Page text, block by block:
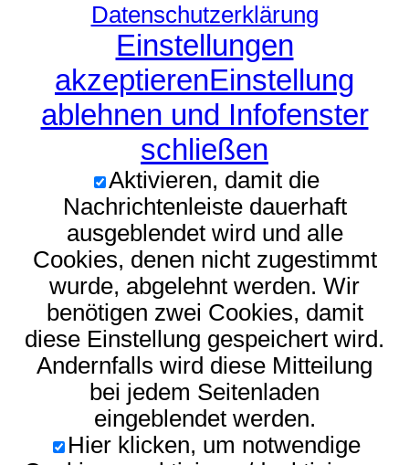
Datenschutzerklärung
Einstellungen
akzeptierenEinstellung
ablehnen und Infofenster
schließen
Aktivieren, damit die
Nachrichtenleiste dauerhaft
ausgeblendet wird und alle
Cookies, denen nicht zugestimmt
wurde, abgelehnt werden. Wir
benötigen zwei Cookies, damit
diese Einstellung gespeichert wird.
Andernfalls wird diese Mitteilung
bei jedem Seitenladen
eingeblendet werden.
Hier klicken, um notwendige